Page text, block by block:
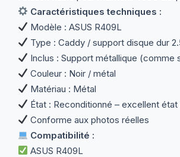
Caractéristiques techniques :
Modèle : ASUS R409L
Type : Caddy / support disque dur
Inclus : Support métallique (comme
Couleur : Noir / métal
Matériau : Métal
État : Reconditionné – excellent
Conforme aux photos réelles
Compatibilité :
ASUS R409L